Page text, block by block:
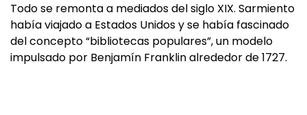
Todo se remonta a mediados del siglo XIX. Sarmiento
había viajado a Estados Unidos y se había fascinado
del concepto “bibliotecas populares”, un modelo
impulsado por Benjamín Franklin alrededor de 1727.